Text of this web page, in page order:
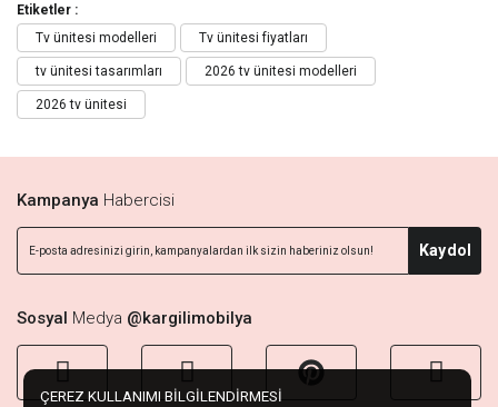
Etiketler :
Tv ünitesi modelleri
Tv ünitesi fiyatları
tv ünitesi tasarımları 2026 tv ünitesi modelleri
2026 tv ünitesi
Kampanya Habercisi
Kaydol
Sosyal Medya @kargilimobilya
ÇEREZ KULLANIMI BİLGİLENDİRMESİ